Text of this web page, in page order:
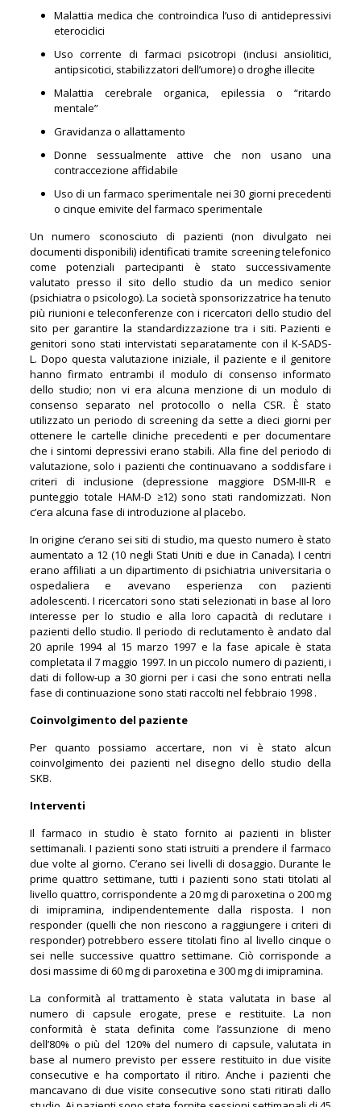
Malattia medica che controindica l’uso di antidepressivi
eterociclici
Uso corrente di farmaci psicotropi (inclusi ansiolitici,
antipsicotici, stabilizzatori dell’umore) o droghe illecite
Malattia cerebrale organica, epilessia o “ritardo
mentale”
Gravidanza o allattamento
Donne sessualmente attive che non usano una
contraccezione affidabile
Uso di un farmaco sperimentale nei 30 giorni precedenti
o cinque emivite del farmaco sperimentale
Un numero sconosciuto di pazienti (non divulgato nei
documenti disponibili) identificati tramite screening telefonico
come potenziali partecipanti è stato successivamente
valutato presso il sito dello studio da un medico senior
(psichiatra o psicologo). La società sponsorizzatrice ha tenuto
più riunioni e teleconferenze con i ricercatori dello studio del
sito per garantire la standardizzazione tra i siti. Pazienti e
genitori sono stati intervistati separatamente con il K-SADS-
L. Dopo questa valutazione iniziale, il paziente e il genitore
hanno firmato entrambi il modulo di consenso informato
dello studio; non vi era alcuna menzione di un modulo di
consenso separato nel protocollo o nella CSR. È stato
utilizzato un periodo di screening da sette a dieci giorni per
ottenere le cartelle cliniche precedenti e per documentare
che i sintomi depressivi erano stabili. Alla fine del periodo di
valutazione, solo i pazienti che continuavano a soddisfare i
criteri di inclusione (depressione maggiore DSM-III-R e
punteggio totale HAM-D ≥12) sono stati randomizzati. Non
c’era alcuna fase di introduzione al placebo.
In origine c’erano sei siti di studio, ma questo numero è stato
aumentato a 12 (10 negli Stati Uniti e due in Canada). I centri
erano affiliati a un dipartimento di psichiatria universitaria o
ospedaliera e avevano esperienza con pazienti
adolescenti. I ricercatori sono stati selezionati in base al loro
interesse per lo studio e alla loro capacità di reclutare i
pazienti dello studio. Il periodo di reclutamento è andato dal
20 aprile 1994 al 15 marzo 1997 e la fase apicale è stata
completata il 7 maggio 1997. In un piccolo numero di pazienti, i
dati di follow-up a 30 giorni per i casi che sono entrati nella
fase di continuazione sono stati raccolti nel febbraio 1998 .
Coinvolgimento del paziente
Per quanto possiamo accertare, non vi è stato alcun
coinvolgimento dei pazienti nel disegno dello studio della
SKB.
Interventi
Il farmaco in studio è stato fornito ai pazienti in blister
settimanali. I pazienti sono stati istruiti a prendere il farmaco
due volte al giorno. C’erano sei livelli di dosaggio. Durante le
prime quattro settimane, tutti i pazienti sono stati titolati al
livello quattro, corrispondente a 20 mg di paroxetina o 200 mg
di imipramina, indipendentemente dalla risposta. I non
responder (quelli che non riescono a raggiungere i criteri di
responder) potrebbero essere titolati fino al livello cinque o
sei nelle successive quattro settimane. Ciò corrisponde a
dosi massime di 60 mg di paroxetina e 300 mg di imipramina.
La conformità al trattamento è stata valutata in base al
numero di capsule erogate, prese e restituite. La non
conformità è stata definita come l’assunzione di meno
dell’80% o più del 120% del numero di capsule, valutata in
base al numero previsto per essere restituito in due visite
consecutive e ha comportato il ritiro. Anche i pazienti che
mancavano di due visite consecutive sono stati ritirati dallo